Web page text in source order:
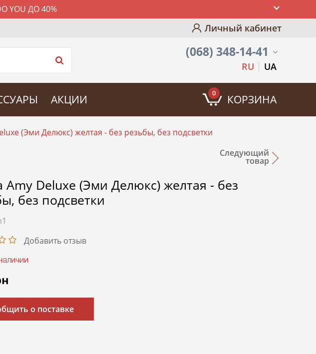
YOU ДО 40%
Личный кабинет
(068) 348-14-41
RU UA
АКЦИИ 0 КОРЗИНА
(Эми Делюкс) желтая - без резьбы, без подсветки
Следующий
товар
Amy Deluxe (Эми Делюкс) желтая - без
без подсветки
Добавить отзыв
о поставке